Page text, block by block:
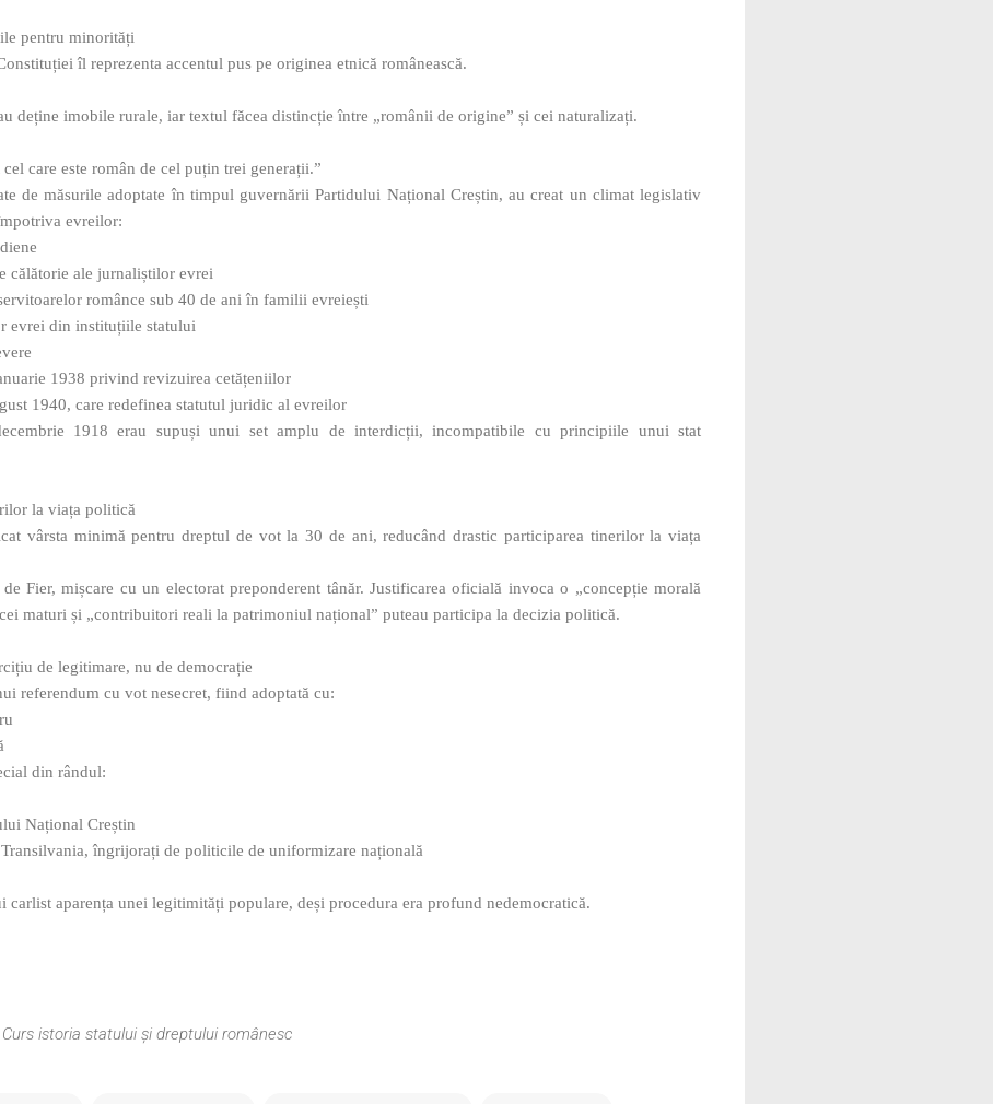
pentru minorități
îl reprezenta accentul pus pe originea etnică românească.
deține imobile rurale, iar textul făcea distincție între „românii de origine” și cei naturalizați.
care este român de cel puțin trei generații.”
de măsurile adoptate în timpul guvernării Partidului Național Creștin, au creat un climat legislativ
evreilor:
călătorie ale jurnaliștilor evrei
românce sub 40 de ani în familii evreiești
evrei din instituțiile statului
1938 privind revizuirea cetățeniilor
1940, care redefinea statutul juridic al evreilor
1918 erau supuși unui set amplu de interdicții, incompatibile cu principiile unui stat
la viața politică
vârsta minimă pentru dreptul de vot la 30 de ani, reducând drastic participarea tinerilor la viața
Fier, mișcare cu un electorat preponderent tânăr. Justificarea oficială invoca o „concepție morală
maturi și „contribuitori reali la patrimoniul național” puteau participa la decizia politică.
de legitimare, nu de democrație
referendum cu vot nesecret, fiind adoptată cu:
din rândul:
Național Creștin
îngrijorați de politicile de uniformizare națională
carlist aparența unei legitimități populare, deși procedura era profund nedemocratică.
Curs istoria statului și dreptului românesc